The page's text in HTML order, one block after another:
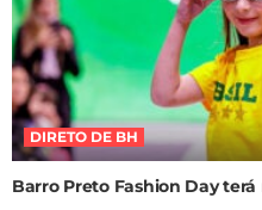
DIRETO DE BH
Barro Preto Fashion Day